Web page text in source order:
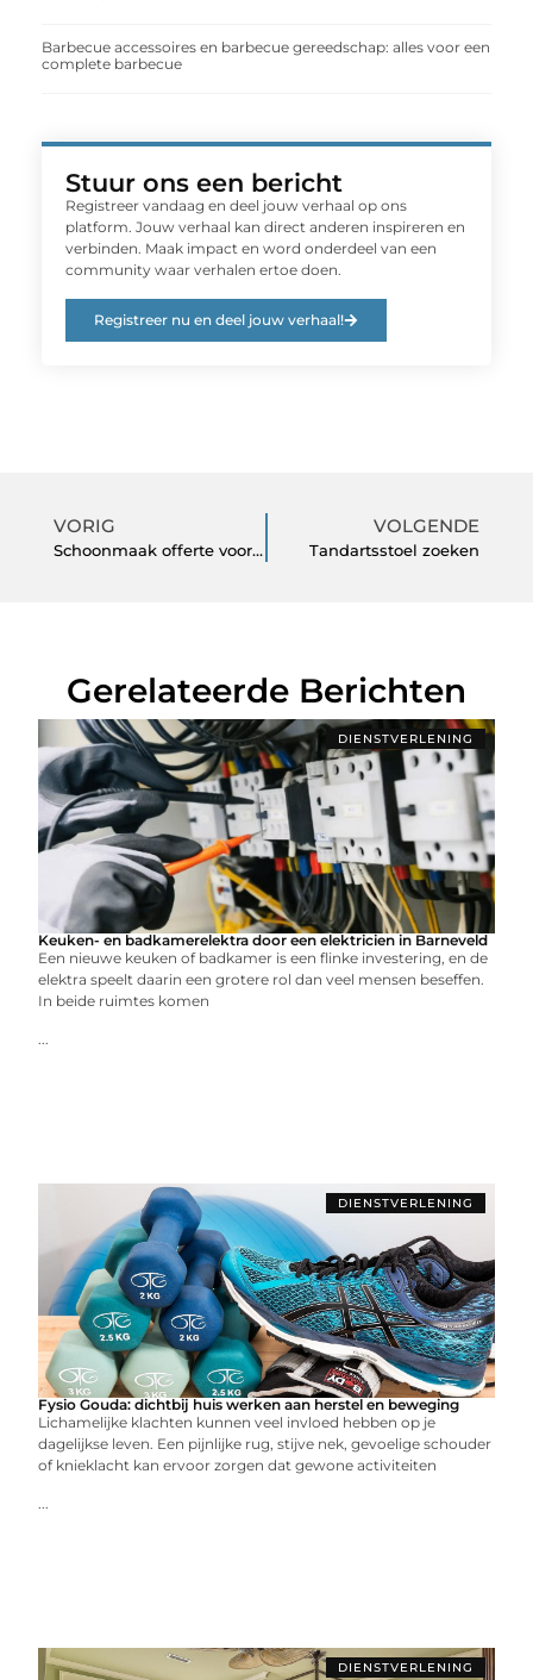
Barbecue accessoires en barbecue gereedschap: alles voor een
complete barbecue
Stuur ons een bericht
Registreer vandaag en deel jouw verhaal op ons
platform. Jouw verhaal kan direct anderen inspireren en
verbinden. Maak impact en word onderdeel van een
community waar verhalen ertoe doen.
Registreer nu en deel jouw verhaal!
VORIG
Schoonmaak offerte voor mijn huis
VOLGENDE
Tandartsstoel zoeken
Gerelateerde Berichten
DIENSTVERLENING
Keuken- en badkamerelektra door een elektricien in Barneveld
Een nieuwe keuken of badkamer is een flinke investering, en de
elektra speelt daarin een grotere rol dan veel mensen beseffen.
In beide ruimtes komen
...
DIENSTVERLENING
Fysio Gouda: dichtbij huis werken aan herstel en beweging
Lichamelijke klachten kunnen veel invloed hebben op je
dagelijkse leven. Een pijnlijke rug, stijve nek, gevoelige schouder
of knieklacht kan ervoor zorgen dat gewone activiteiten
...
DIENSTVERLENING